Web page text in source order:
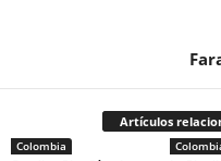
Artículos
Colombia